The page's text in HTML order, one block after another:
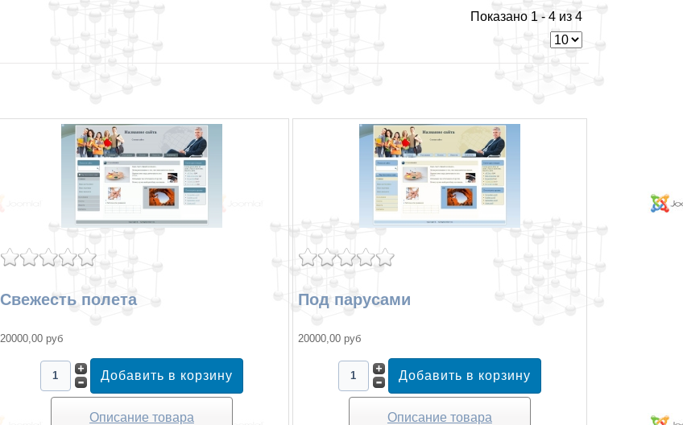
Показано 1 - 4 из 4
Свежесть полета
20000,00 руб
Описание товара
Под парусами
20000,00 руб
Описание товара